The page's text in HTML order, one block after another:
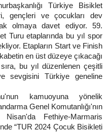
Türkiye Bisiklet
gençleri ve çocukları dev
olmaya davet ediyor. 59.
Turu etaplarında bu yıl spor
Etapların Start ve Finish
en üst düzeye çıkacağı
sıra, bu yıl düzenlenen çeşitli
sevgisini Türkiye geneline
kamuoyuna yönelik
Genel Komutanlığı'nın
Fethiye-Marmaris
“TUR 2024 Çocuk Bisikleti